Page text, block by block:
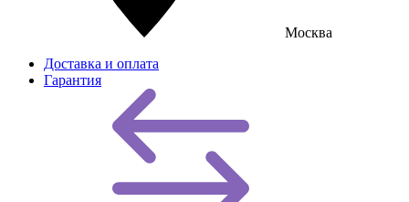
Москва
Доставка и оплата
Гарантия